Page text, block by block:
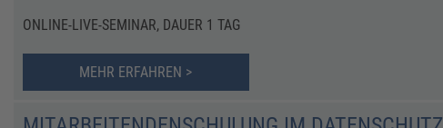
ONLINE-LIVE-SEMINAR, DAUER 1 TAG
MEHR ERFAHREN >